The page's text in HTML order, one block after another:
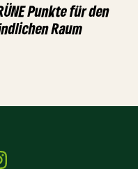
Punkte für den
Raum